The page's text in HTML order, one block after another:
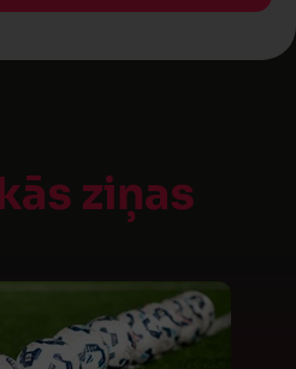
ziņas